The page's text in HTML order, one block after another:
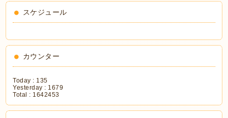
スケジュール
カウンター
Today : 135
Yesterday : 1679
Total : 1642453